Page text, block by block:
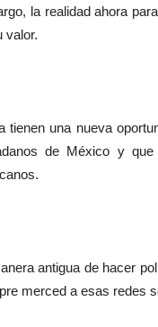
la realidad ahora
valor.
tienen una nueva
de México y
antigua de hacer
merced a esas redes